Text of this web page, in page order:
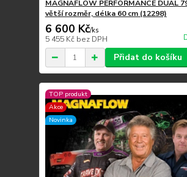
MAGNAFLOW PERFORMANCE DUAL
větší rozměr, délka 60 cm (12298)
6 600 Kč/ks
5 455 Kč bez DPH
Přidat do košíku
TOP produkt
Akce
Novinka